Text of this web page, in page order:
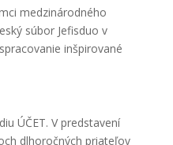
medzinárodného
súbor Jefisduo v
inšpirované
ÚČET. V predstavení
dlhoročných priateľov